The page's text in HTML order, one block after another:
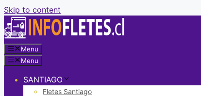
Skip to content
Menu
Menu
SANTIAGO
Fletes Santiago